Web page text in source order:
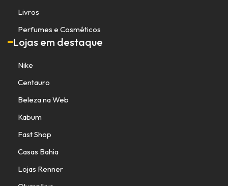
Livros
Perfumes e Cosméticos
Lojas em destaque
Nike
Centauro
Beleza na Web
Kabum
Fast Shop
Casas Bahia
Lojas Renner